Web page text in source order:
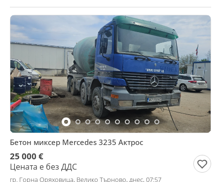
Бетон миксер Mercedes 3235 Актрос
25 000 €
Цената е без ДДС
гр. Горна Оряховица, Велико Търново, днес, 07:57